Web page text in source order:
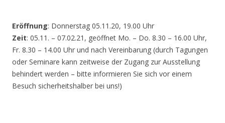
Eröffnung: Donnerstag 05.11.20, 19.00 Uhr
Zeit: 05.11. – 07.02.21, geöffnet Mo. – Do. 8.30 – 16.00 Uhr,
Fr. 8.30 – 14.00 Uhr und nach Vereinbarung (durch Tagungen
oder Seminare kann zeitweise der Zugang zur Ausstellung
behindert werden – bitte informieren Sie sich vor einem
Besuch sicherheitshalber bei uns!)